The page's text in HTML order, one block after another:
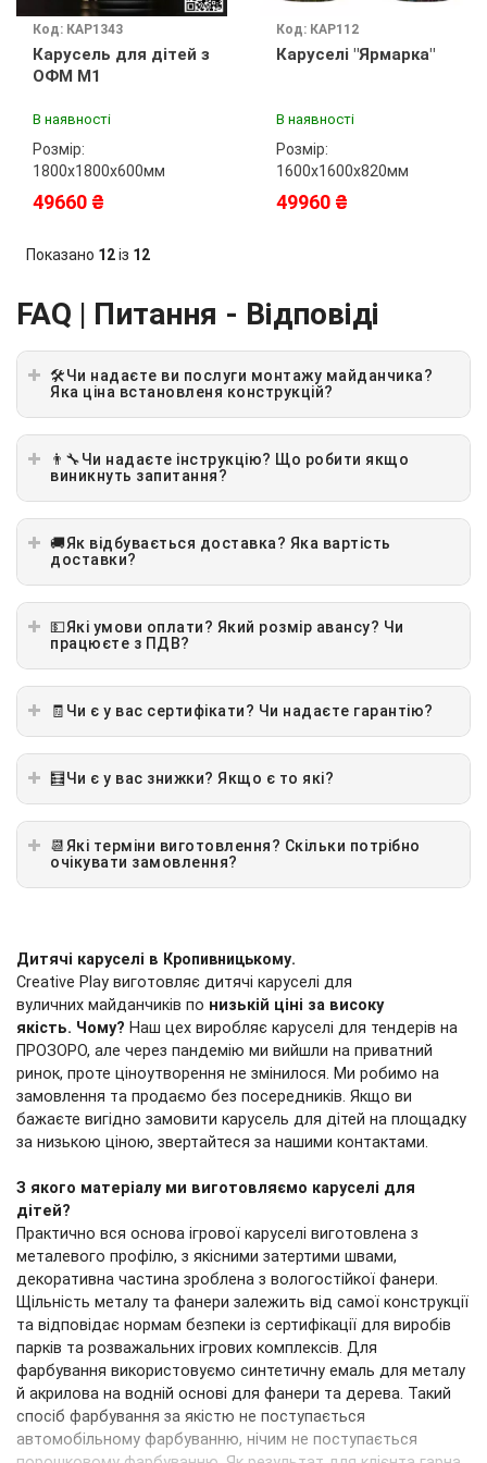
Код: КАР1343
Карусель для дітей з
ОФМ М1
В наявності
Розмір:
1800х1800х600мм
49660 ₴
Код: КАР112
Каруселі "Ярмарка"
В наявності
Розмір:
1600х1600х820мм
49960 ₴
Показано 12із 12
FAQ | Питання - Відповіді
🛠Чи надаєте ви послуги монтажу майданчика?
Яка ціна встановленя конструкцій?
👨‍🔧Чи надаєте інструкцію? Що робити якщо
виникнуть запитання?
🚚Як відбувається доставка? Яка вартість
доставки?
💵Які умови оплати? Який розмір авансу? Чи
працюєте з ПДВ?
🧾Чи є у вас сертифікати? Чи надаєте гарантію?
🧮Чи є у вас знижки? Якщо є то які?
📆Які терміни виготовлення? Скільки потрібно
очікувати замовлення?
Дитячі каруселі в Кропивницькому.
Creative Play виготовляє дитячі каруселі для
вуличних майданчиків по низькій ціні за високу
якість. Чому? Наш цех виробляє каруселі для тендерів на
ПРОЗОРО, але через пандемію ми вийшли на приватний
ринок, проте ціноутворення не змінилося. Ми робимо на
замовлення та продаємо без посередників. Якщо ви
бажаєте вигідно замовити карусель для дітей на площадку
за низькою ціною, звертайтеся за нашими контактами.
З якого матеріалу ми виготовляємо каруселі для
дітей?
Практично вся основа ігрової каруселі виготовлена ​​з
металевого профілю, з якісними затертими швами,
декоративна частина зроблена з вологостійкої фанери.
Щільність металу та фанери залежить від самої конструкції
та відповідає нормам безпеки із сертифікації для виробів
парків та розважальних ігрових комплексів. Для
фарбування використовуємо синтетичну емаль для металу
й акрилова на водній основі для фанери та дерева. Такий
спосіб фарбування за якістю не поступається
автомобільному фарбуванню, нічим не поступається